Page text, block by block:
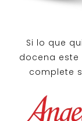
Si lo que
docena
complete